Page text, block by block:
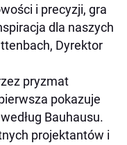
i precyzji, gra
dla naszych
Dyrektor
pryzmat
pokazuje
Bauhausu.
projektantów i